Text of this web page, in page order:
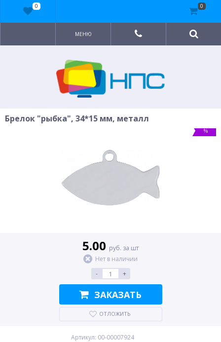
МЕНЮ
Брелок "рыбка", 34*15 мм, металл
%
5.00 руб. за шт
Нет в наличии
-
+
ЗАКАЗАТЬ
ОТЛОЖИТЬ
Артикул: 00-00007924
0 0